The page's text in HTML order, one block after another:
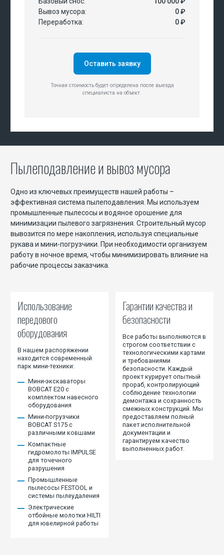
Вывоз мусора:
0 ₽
Переработка:
0 ₽
Оставить заявку
Точная стоимость будет определена после выезда
специалиста на объект.
Пылеподавление и вывоз мусора
Одно из ключевых преимуществ нашей работы –
эффективная система пылеподавления. Мы используем
промышленные пылесосы и водяное орошение для
минимизации пылевого загрязнения. Строительный мусор
вывозится по мере накопления, используя специальные
рукава и мини-погрузчики. При необходимости организуем
работу в ночное время, чтобы минимизировать влияние на
рабочие процессы заказчика.
Использование
передового
оборудования
В нашем распоряжении
находится современный
парк мини-техники:
Мини-экскаваторы
BOBCAT E20 с
комплектом навесного
оборудования
Мини-погрузчики
BOBCAT S175 с
различными ковшами
Компактные
гидромолоты IMPULSE
для точечного
разрушения
Промышленные
пылесосы FESTOOL и
системы пылеудаления
Электрические
отбойные молотки HILTI
для ювелирной работы
Гарантии качества и
безопасности
Все работы выполняются в
строгом соответствии с
технологическими картами
и требованиями
безопасности. Каждый
проект курирует опытный
прораб, контролирующий
соблюдение технологии
демонтажа и сохранность
смежных конструкций. Мы
предоставляем полный
пакет исполнительной
документации и
гарантируем качество
выполненных работ.